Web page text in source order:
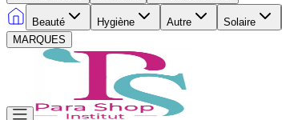
Beauté Hygiène Autre Solaire
MARQUES